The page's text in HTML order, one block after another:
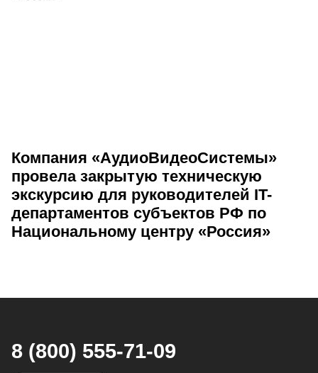
Компания «АудиоВидеоСистемы»
провела закрытую техническую
экскурсию для руководителей IT-
департаментов субъектов РФ по
Национальному центру «Россия»
8 (800) 555-71-09